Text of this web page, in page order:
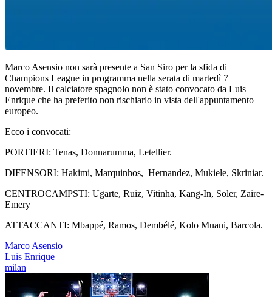
Marco Asensio non sarà presente a San Siro per la sfida di
Champions League in programma nella serata di martedì 7
novembre. Il calciatore spagnolo non è stato convocato da Luis
Enrique che ha preferito non rischiarlo in vista dell'appuntamento
europeo.
Ecco i convocati:
PORTIERI: Tenas, Donnarumma, Letellier.
DIFENSORI: Hakimi, Marquinhos, Hernandez, Mukiele, Skriniar.
CENTROCAMPSTI: Ugarte, Ruiz, Vitinha, Kang-In, Soler, Zaire-
Emery
ATTACCANTI: Mbappé, Ramos, Dembélé, Kolo Muani, Barcola.
Marco Asensio
Luis Enrique
milan